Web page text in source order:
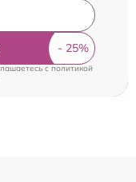
cполитикой